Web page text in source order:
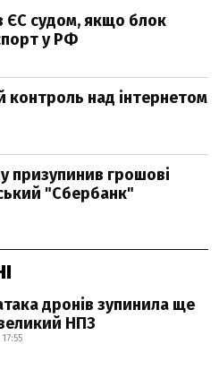
ЄС судом, якщо блок
у РФ
над інтернетом
призупинив грошові
"Сбербанк"
дронів зупинила ще
НПЗ